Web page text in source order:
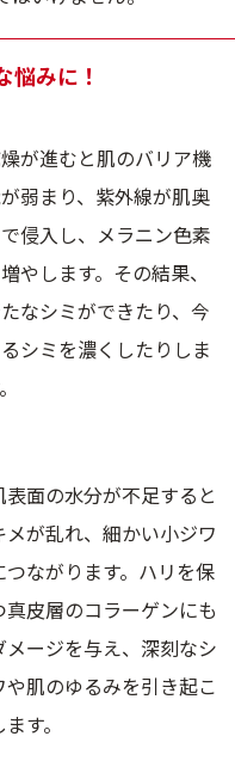
悩みに！
が進むと肌のバリア機
弱まり、紫外線が肌奥
侵入し、メラニン色素
やします。その結果、
なシミができたり、今
シミを濃くしたりしま
表面の水分が不足すると
メが乱れ、細かい小ジワ
つながります。ハリを保
真皮層のコラーゲンにも
メージを与え、深刻なシ
や肌のゆるみを引き起こ
ます。